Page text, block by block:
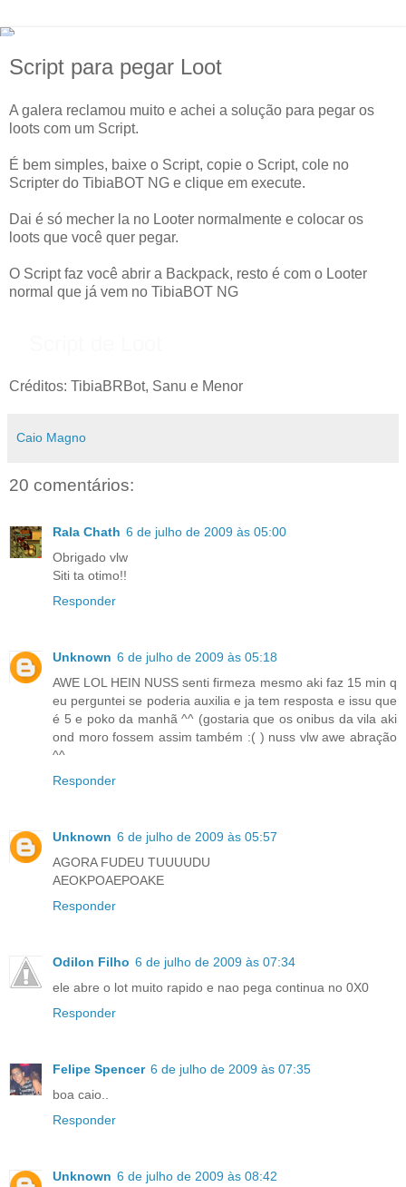
Script para pegar Loot
A galera reclamou muito e achei a solução para pegar os
loots com um Script.
É bem simples, baixe o Script, copie o Script, cole no
Scripter do TibiaBOT NG e clique em execute.
Dai é só mecher la no Looter normalmente e colocar os
loots que você quer pegar.
O Script faz você abrir a Backpack, resto é com o Looter
normal que já vem no TibiaBOT NG
Créditos: TibiaBRBot, Sanu e Menor
Caio Magno
20 comentários:
Rala Chath 6 de julho de 2009 às 05:00
Obrigado vlw
Siti ta otimo!!
Responder
Unknown 6 de julho de 2009 às 05:18
AWE LOL HEIN NUSS senti firmeza mesmo aki faz 15 min q
eu perguntei se poderia auxilia e ja tem resposta e issu que
é 5 e poko da manhã ^^ (gostaria que os onibus da vila aki
ond moro fossem assim também :( ) nuss vlw awe abração
^^
Responder
Unknown 6 de julho de 2009 às 05:57
AGORA FUDEU TUUUUDU
AEOKPOAEPOAKE
Responder
Odilon Filho 6 de julho de 2009 às 07:34
ele abre o lot muito rapido e nao pega continua no 0X0
Responder
Felipe Spencer 6 de julho de 2009 às 07:35
boa caio..
Responder
Unknown 6 de julho de 2009 às 08:42